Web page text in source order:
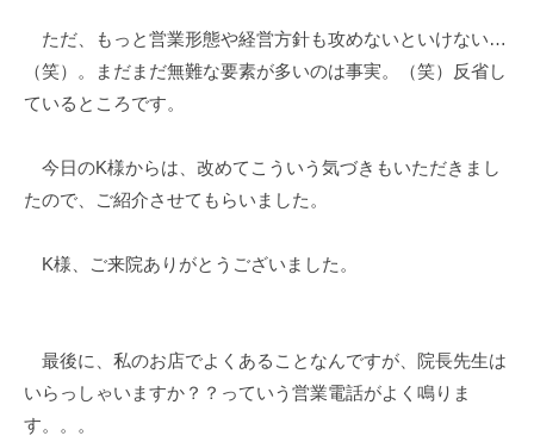
ただ、もっと営業形態や経営方針も攻めないといけない…
（笑）。まだまだ無難な要素が多いのは事実。（笑）反省し
ているところです。
今日のK様からは、改めてこういう気づきもいただきまし
たので、ご紹介させてもらいました。
K様、ご来院ありがとうございました。
最後に、私のお店でよくあることなんですが、院長先生は
いらっしゃいますか？？っていう営業電話がよく鳴りま
す。。。